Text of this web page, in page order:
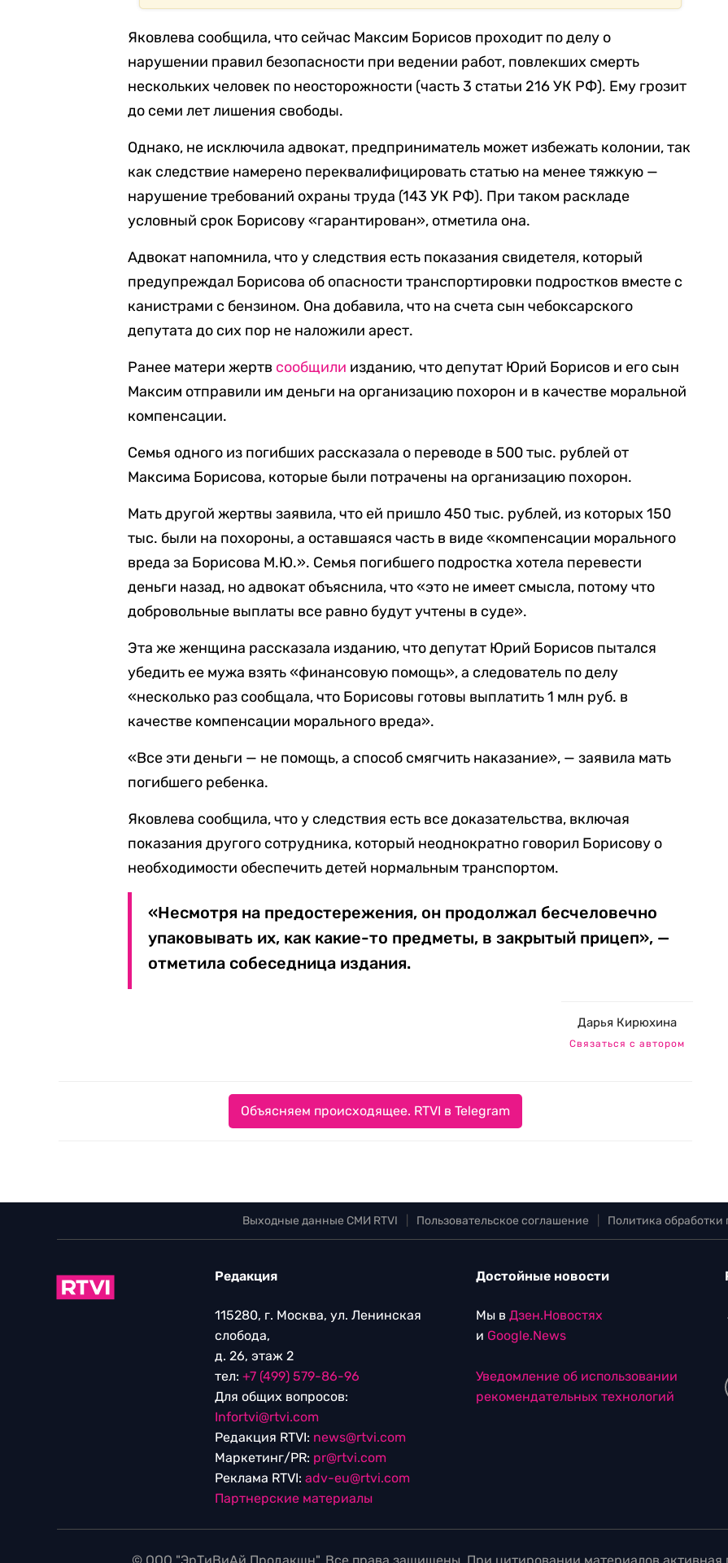
Яковлева сообщила, что сейчас Максим Борисов проходит по делу о
нарушении правил безопасности при ведении работ, повлекших смерть
нескольких человек по неосторожности (часть 3 статьи 216 УК РФ). Ему грозит
до семи лет лишения свободы.
Однако, не исключила адвокат, предприниматель может избежать колонии, так
как следствие намерено переквалифицировать статью на менее тяжкую —
нарушение требований охраны труда (143 УК РФ). При таком раскладе
условный срок Борисову «гарантирован», отметила она.
Адвокат напомнила, что у следствия есть показания свидетеля, который
предупреждал Борисова об опасности транспортировки подростков вместе с
канистрами с бензином. Она добавила, что на счета сын чебоксарского
депутата до сих пор не наложили арест.
Ранее матери жертв сообщили изданию, что депутат Юрий Борисов и его сын
Максим отправили им деньги на организацию похорон и в качестве моральной
компенсации.
Семья одного из погибших рассказала о переводе в 500 тыс. рублей от
Максима Борисова, которые были потрачены на организацию похорон.
Мать другой жертвы заявила, что ей пришло 450 тыс. рублей, из которых 150
тыс. были на похороны, а оставшаяся часть в виде «компенсации морального
вреда за Борисова М.Ю.». Семья погибшего подростка хотела перевести
деньги назад, но адвокат объяснила, что «это не имеет смысла, потому что
добровольные выплаты все равно будут учтены в суде».
Эта же женщина рассказала изданию, что депутат Юрий Борисов пытался
убедить ее мужа взять «финансовую помощь», а следователь по делу
«несколько раз сообщала, что Борисовы готовы выплатить 1 млн руб. в
качестве компенсации морального вреда».
«Все эти деньги — не помощь, а способ смягчить наказание», — заявила мать
погибшего ребенка.
Яковлева сообщила, что у следствия есть все доказательства, включая
показания другого сотрудника, который неоднократно говорил Борисову о
необходимости обеспечить детей нормальным транспортом.
«Несмотря на предостережения, он продолжал бесчеловечно
упаковывать их, как какие-то предметы, в закрытый прицеп», —
отметила собеседница издания.
Дарья Кирюхина
Связаться с автором
Объясняем происходящее. RTVI в Telegram
Выходные данные СМИ RTVI Пользовательское соглашение Политика
Редакция
115280, г. Москва, ул. Ленинская
слобода,
д. 26, этаж 2
тел: +7 (499) 579-86-96
Для общих вопросов:
Infortvi@rtvi.com
Редакция RTVI: news@rtvi.com
Маркетинг/PR: pr@rtvi.com
Реклама RTVI: adv-eu@rtvi.com
Партнерские материалы
Достойные новости
Мы в Дзен.Новостях
и Google.News
Уведомление об использовании
рекомендательных технологий